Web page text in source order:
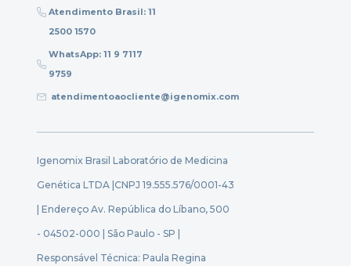
Atendimento Brasil: 11
2500 1570
WhatsApp: 11 9 7117
9759
atendimentoaocliente@igenomix.com
Igenomix Brasil Laboratório de Medicina
Genética LTDA | CNPJ 19.555.576/0001-43
| Endereço Av. República do Líbano, 500
- 04502-000 | São Paulo - SP |
Responsável Técnica: Paula Regina